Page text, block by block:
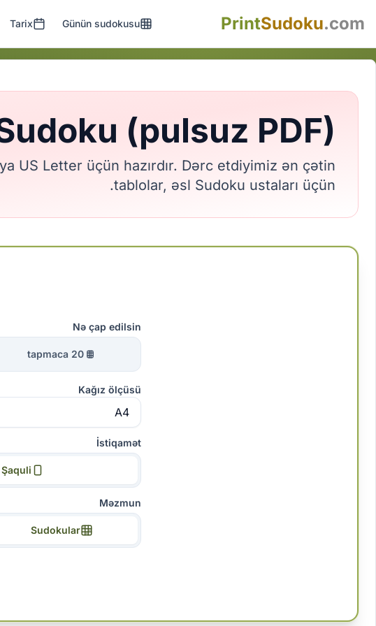
PrintSudoku.com
Günün sudokusu
Tarix
(pulsuz PDF)
US Letter üçün hazırdır. Dərc etdiyimiz ən çətin
tablolar, əsl Sudoku ustaları üçün.
Nə çap edilsin
20 tapmaca
Kağız ölçüsü
İstiqamət
Şaquli
Məzmun
Sudokular